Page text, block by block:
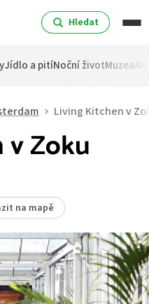
Hledat
Jídlo a pitíNoční životMuzea
Living Kitchen v
Zoku
na mapě